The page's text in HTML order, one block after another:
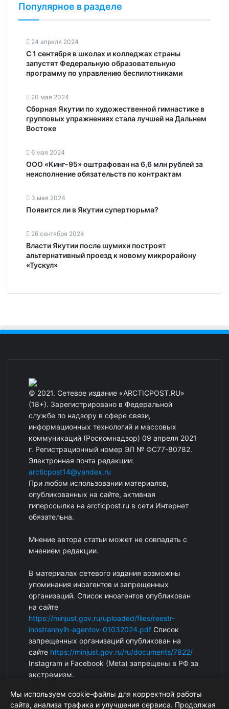
Популярное в разделе
24 апреля 2024
С 1 сентября в школах и колледжах страны
запустят Федеральную образовательную
программу по управлению беспилотниками
20 мая 2024
Сборная Якутии по художественной гимнастике в
групповых упражнениях стала лучшей на Дальнем
Востоке
6 мая 2024
ООО «Кинг-95» оштрафован на 6,6 млн рублей за
неисполнение обязательств по контрактам
3 мая 2024
Появится ли в Якутии супертюрьма?
26 сентября 2024
Власти Якутии после шумихи построят
альтернативный проезд к новому микрорайону
«Тускул»
© 2021. Сетевое издание «ARCTICPOST.RU»
(18+). Зарегистрировано в Федеральной
службе по надзору в сфере связи,
информационных технологий и массовых
коммуникаций (Роскомнадзор) 09 апреля 2021
г. Регистрационный номер ЭЛ № ФС77-80782.
Электронная почта редакции:
arcticpost14@yandex.ru
При любом использовании материалов,
опубликованных на сайте, активная
гиперссылка на arcticpost.ru в сети Интернет
обязательна.
Мнение автора статьи может не совпадать с
мнением редакции.
В материалах сетевого издания возможны
упоминания иноагентов и запрещенных
организаций. Список иноагентов опубликован
на сайте
https://minjust.gov.ru/uploaded/files/reestr-
inostrannyih-agentov-01032024.pdf Список
запрещенных организаций опубликован на
сайте https://minjust.gov.ru/ru/documents/7822/
Instagram и Facebook (Metа) запрещены в РФ за
экстремизм.
Мы используем cookie-файлы для корректной работы
сайта, анализа трафика и улучшения сервиса. Продолжая